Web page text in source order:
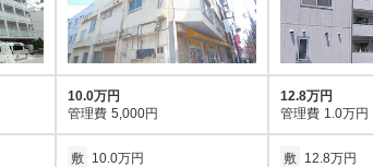
10.0万円
管理費 5,000円
12.8万円
管理費 1.0万円
敷 10.0万円
敷 12.8万円